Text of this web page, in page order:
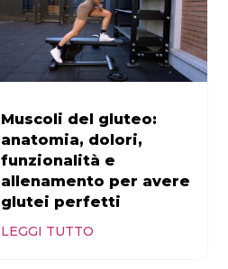
Muscoli del gluteo:
anatomia, dolori,
funzionalità e
allenamento per avere
glutei perfetti
LEGGI TUTTO